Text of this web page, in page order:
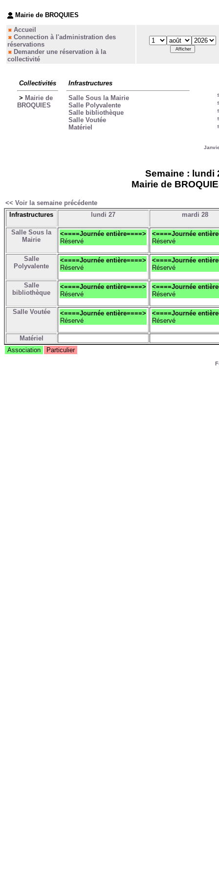
Mairie de BROQUIES
Accueil
Connection à l'administration des
réservations
Demander une réservation à la
collectivité
Collectivités
> Mairie de
BROQUIES
Infrastructures
Salle Sous la Mairie
Salle Polyvalente
Salle bibliothèque
Salle Voutée
Matériel
Semaine : lundi
Mairie de
<< Voir la semaine précédente
Infrastructures
lundi 27 mardi 28
Salle Sous la
Mairie
<====Journée entière====>
Réservé
<====Journée
Réservé
Salle
Polyvalente
<====Journée entière====>
Réservé
<====Journée
Réservé
Salle
bibliothèque
<====Journée entière====>
Réservé
<====Journée
Réservé
Salle Voutée
<====Journée entière====>
Réservé
<====Journée
Réservé
Matériel
Association
Particulier